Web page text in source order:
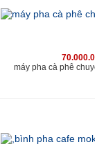
máy pha cà phê